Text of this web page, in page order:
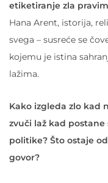
etiketiranje zla
Hana Arent, istorija,
svega – susreće se
kojemu je istina
lažima.
Kako izgleda zlo kad
zvuči laž kad
politike? Što ostaje
govor?